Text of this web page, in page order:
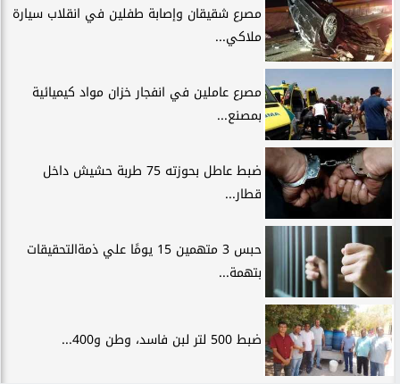
مصرع شقيقان وإصابة طفلين في انقلاب سيارة
ملاكي...
مصرع عاملين في انفجار خزان مواد كيميائية
بمصنع...
ضبط عاطل بحوزته 75 طربة حشيش داخل
قطار...
حبس 3 متهمين 15 يومًا علي ذمةالتحقيقات
بتهمة...
ضبط 500 لتر لبن فاسد، وطن و400...